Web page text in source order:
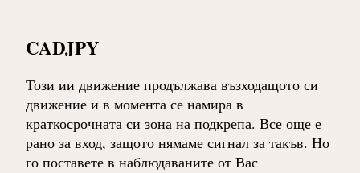
CADJPY
Този ии движение продължава възходащото си
движение и в момента се намира в
краткосрочната си зона на подкрепа. Все още е
рано за вход, защото нямаме сигнал за такъв. Но
го поставете в наблюдаваните от Вас